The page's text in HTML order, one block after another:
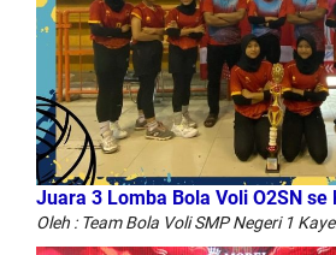
Juara 3 Lomba Bola Voli O2SN se
Oleh : Team Bola Voli SMP Negeri 1